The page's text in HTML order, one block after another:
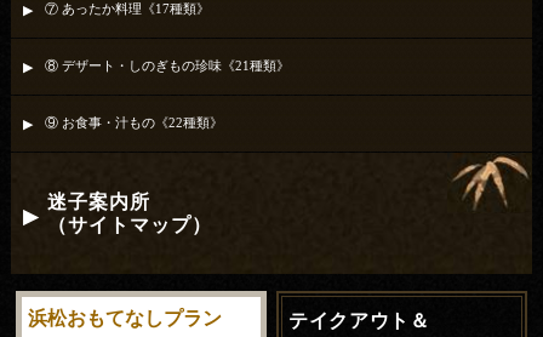
⑦ あったか料理《17種類》
⑧ デザート・しのぎもの珍味《21種類》
⑨ お食事・汁もの《22種類》
迷子案内所
（サイトマップ）
浜松おもてなしプラン
テイクアウト＆